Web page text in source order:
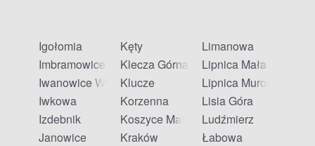
Igołomia
Imbramowice
Iwanowice Włościańskie
Iwkowa
Izdebnik
Janowice
Kęty
Klecza Górna
Klucze
Korzenna
Koszyce Małe
Kraków
Limanowa
Lipnica Mała
Lipnica Murowana
Lisia Góra
Ludźmierz
Łabowa